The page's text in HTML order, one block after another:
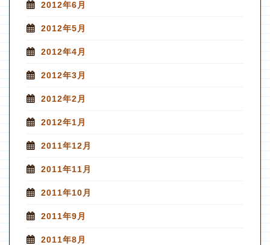
2012年6月
2012年5月
2012年4月
2012年3月
2012年2月
2012年1月
2011年12月
2011年11月
2011年10月
2011年9月
2011年8月